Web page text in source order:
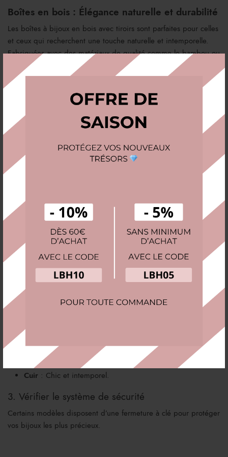
Boîtes en bois : Élégance naturelle et durabilité
Les boîtes à bijoux en bois avec tiroirs sont parfaites pour celles
et ceux qui recherchent une touche naturelle et intemporelle.
Fabriquées avec des matériaux de qualité comme le bambou ou
le chêne, elles allient robustesse et esthétisme.
Boîtes à bijoux de voyage avec tiroirs
Pour les globe-trotteurs, nos modèles compacts et sécurisés sont
parfaits pour transporter vos bijoux en toute tranquillité. Dotés
de tiroirs coulissants et de fermetures sécurisées, ces coffrets
Coffrets à bijoux avec miroir intégré
pratique et élégant pour allier rangement et confort d’utilisation.
Comment choisir la meilleure boîte à
bijoux avec tiroirs ?
1. Définir la capacité et les compartiments
Avez-vous une grande collection ou quelques pièces
essentielles ?
Besoin d’un tiroir spécifique pour vos bagues ou vos
2. Sélectionner le matériau idéal
: Élégant et robuste.
Velours
: Doux et raffiné, parfait pour éviter les rayures.
Cuir : Chic et intemporel.
3. Vérifier le système de sécurité
Certains modèles disposent d’une fermeture à clé pour protéger
vos bijoux les plus précieux.